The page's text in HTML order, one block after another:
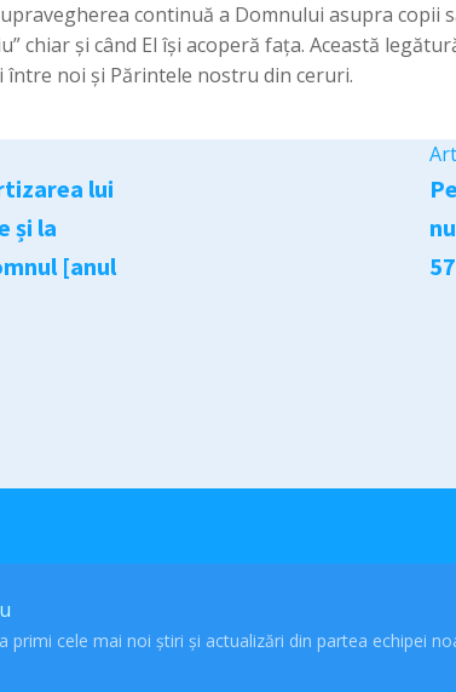
continuă a Domnului asupra copii
chiar și când El își acoperă fața. Această
noi și Părintele nostru din ceruri.
lui
și la
[anul
cele mai noi știri și actualizări din partea echipei